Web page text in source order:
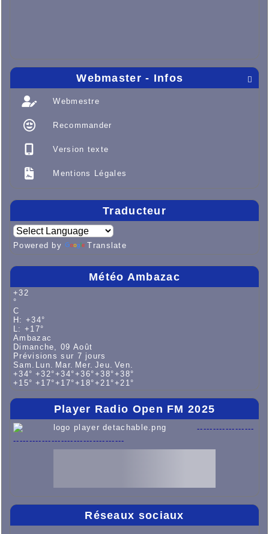

Webmaster - Infos
Webmestre
Recommander
Version texte
Mentions Légales
Traducteur
Powered by Translate
Météo Ambazac
+32
°
C
H: +34°
L: + 17°
Ambazac
Dimanche, 09 Août
Prévisions sur 7 jours
Sam. Lun. Mar. Mer. Jeu. Ven.
+34° +32°+34°+36°+38°+38°
+ 15° + 17°+ 17°+ 18°+21°+21°
Player Radio Open FM 2025
------------------
-----------------------------------
Réseaux sociaux